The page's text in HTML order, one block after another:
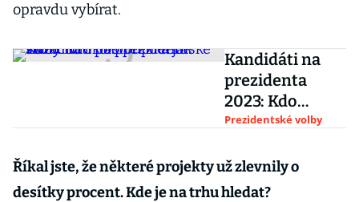
opravdu vybírat.
Kandidáti na
prezidenta
2023: Kdo
postoupil a jak
prezidentské
volby?
Prezidentské volby
Říkal jste, že některé projekty už zlevnily o
desítky procent. Kde je na trhu hledat?